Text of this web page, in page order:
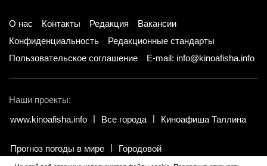
О нас Контакты Редакция
Вакансии
Конфиденциальность
Редакционные стандарты
Пользовательское соглашение
E-mail: info@kinoafisha.info
Наши проекты:
www.kinoafisha.info
Все города Киноафиша Таллина
Прогноз погоды в мире Городовой